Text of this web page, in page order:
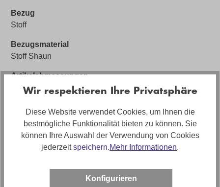
Bezug
Stoff
Bezugsmaterial
Stoff Shaun
Artikelabmessungen
Breite: ca. 228cm, Tiefe: ca. 90cm, Höhe: ca. 81cm
Sitzhöhe
ca. 46cm
Polstermaterial
Hochwertiger Kaltschaum
Stilrichtung
Wir respektieren Ihre Privatsphäre
Diese Website verwendet Cookies, um Ihnen die
bestmögliche Funktionalität bieten zu können. Sie
können Ihre Auswahl der Verwendung von Cookies
jederzeitspeichern.Mehr Informationen.
Konfigurieren